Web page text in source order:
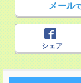
メール
シェア